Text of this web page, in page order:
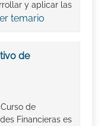
y aplicar las
temario
de
de
Financieras es